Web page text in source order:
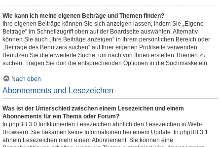
Wie kann ich meine eigenen Beiträge und Themen finden?
Ihre eigenen Beiträge können Sie sich anzeigen lassen, indem Sie „Eigene
Beiträge“ im Schnellzugriff oben auf der Boardseite auswählen. Alternativ
können Sie auch „Ihre Beiträge anzeigen“ in Ihrem persönlichen Bereich oder
„Beiträge des Benutzers suchen“ auf Ihrer eigenen Profilseite verwenden.
Benutzen Sie die erweiterte Suche, um nach von Ihnen erstellen Themen zu
suchen. Tragen Sie dort die entsprechenden Optionen in die Suchmaske ein.
Nach oben
Abonnements und Lesezeichen
Was ist der Unterschied zwischen einem Lesezeichen und einem
Abonnements für ein Thema oder Forum?
In phpBB 3.0 funktionierten Lesezeichen ähnlich den Lesezeichen in Web-
Browsern: Sie bekamen keine Informationen bei einem Update. In phpBB 3.1
ähneln Lesezeichen mehr einem Abonnement: Sie können eine